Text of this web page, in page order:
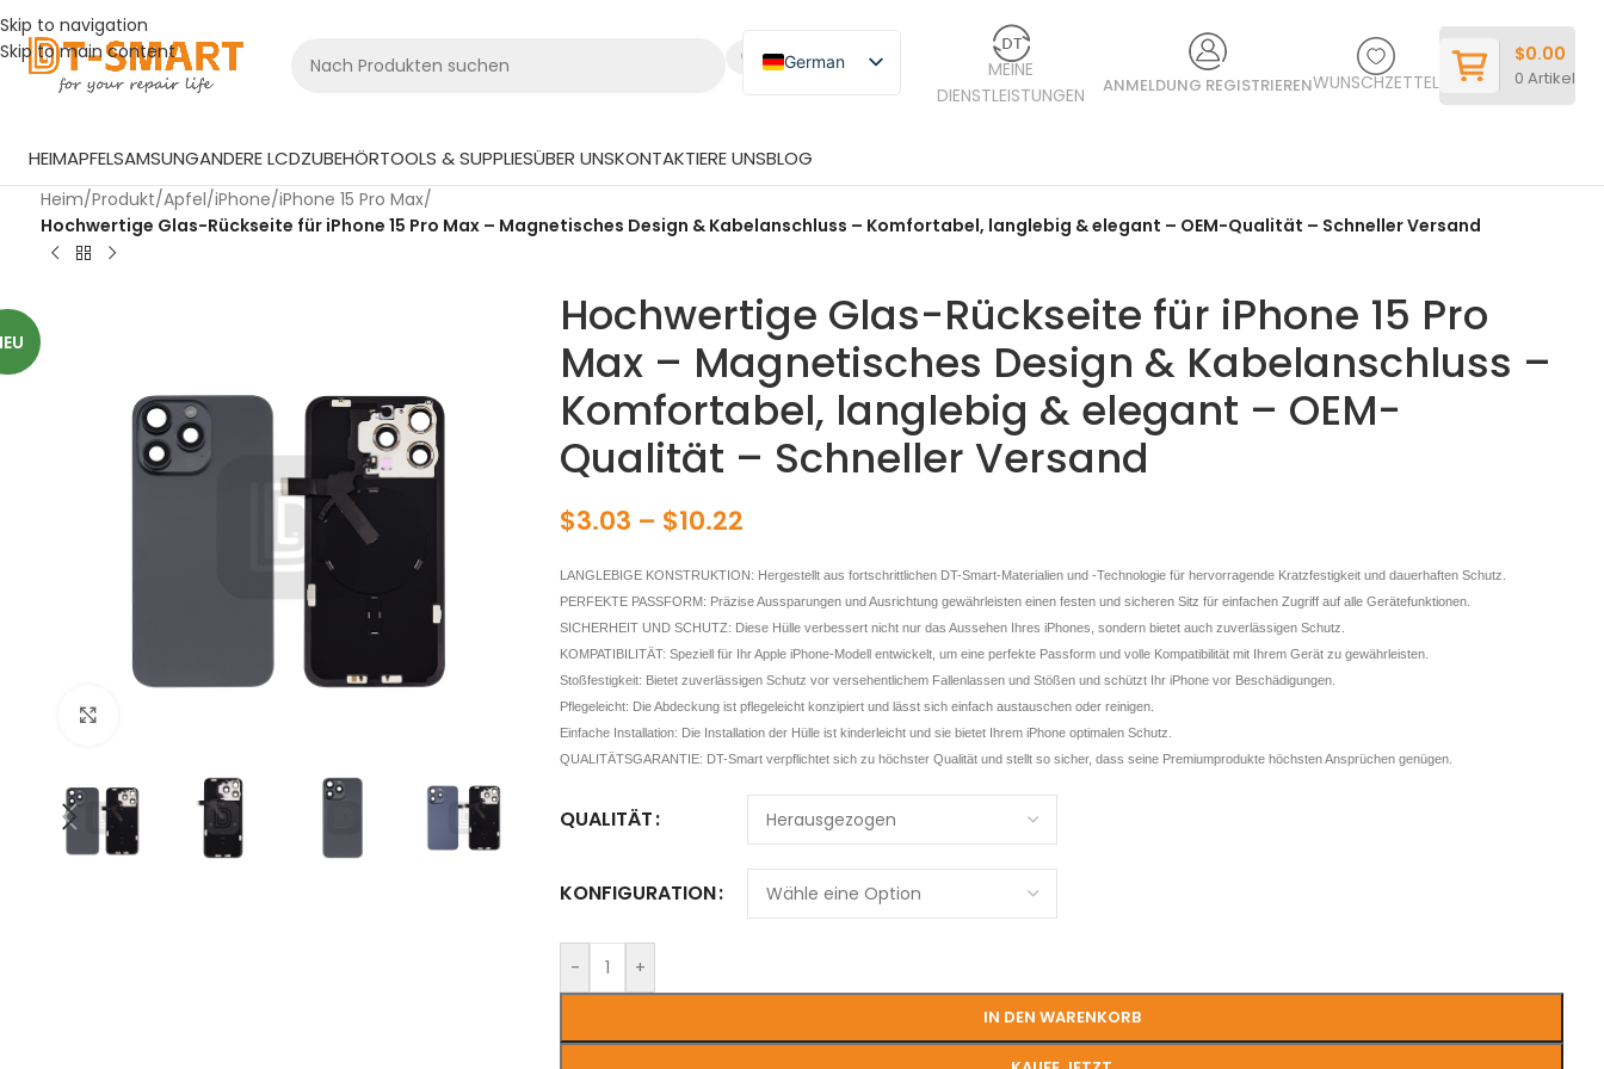
Skip to navigation
Skip to main content
German
English
Spanish
MEINE
DIENSTLEISTUNGEN
ANMELDUNG REGISTRIERENWUNSCHZETTEL 0Artikel
$0.00
HEIMAPFELSAMSUNGANDERE LCDZUBEHÖRTOOLS & SUPPLIESÜBER UNSKONTAKTIERE UNSBLOG
Heim/Produkt/Apfel/iPhone/iPhone 15 Pro Max/
Hochwertige Glas-Rückseite für iPhone 15 Pro Max – Magnetisches Design & Kabelanschluss – Komfortabel, langlebig & elegant – OEM-Qualität – Schneller Versand
Hochwertige Glas-Rückseite für iPhone 15 Pro
Max – Magnetisches Design & Kabelanschluss –
Komfortabel, langlebig & elegant – OEM-
Qualität – Schneller Versand
$3.03 – $10.22
LANGLEBIGE KONSTRUKTION: Hergestellt aus fortschrittlichen DT-Smart-Materialien und -Technologie für hervorragende Kratzfestigkeit und dauerhaften Schutz.
PERFEKTE PASSFORM: Präzise Aussparungen und Ausrichtung gewährleisten einen festen und sicheren Sitz für einfachen Zugriff auf alle Gerätefunktionen.
SICHERHEIT UND SCHUTZ: Diese Hülle verbessert nicht nur das Aussehen Ihres iPhones, sondern bietet auch zuverlässigen Schutz.
KOMPATIBILITÄT: Speziell für Ihr Apple iPhone-Modell entwickelt, um eine perfekte Passform und volle Kompatibilität mit Ihrem Gerät zu gewährleisten.
Stoßfestigkeit: Bietet zuverlässigen Schutz vor versehentlichem Fallenlassen und Stößen und schützt Ihr iPhone vor Beschädigungen.
Pflegeleicht: Die Abdeckung ist pflegeleicht konzipiert und lässt sich einfach austauschen oder reinigen.
Einfache Installation: Die Installation der Hülle ist kinderleicht und sie bietet Ihrem iPhone optimalen Schutz.
QUALITÄTSGARANTIE: DT-Smart verpflichtet sich zu höchster Qualität und stellt so sicher, dass seine Premiumprodukte höchsten Ansprüchen genügen.
QUALITÄT
KONFIGURATION
- +
IN DEN WARENKORB